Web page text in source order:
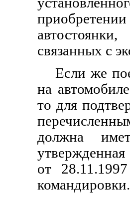
связанных с
Если же
на
то для
должна
от
командировки.